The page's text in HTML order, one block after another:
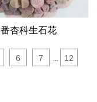
番杏科生石花
6 7
12